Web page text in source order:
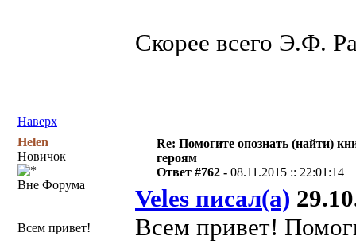
Скорее всего Э.Ф.
Наверх
Helen
Новичок
Вне Форума
Всем привет!
Re: Помогите опознать (найти)
героям
Ответ #762 -08.11.2015 :: 22:01:14
Veles писал(а)
Всем привет!